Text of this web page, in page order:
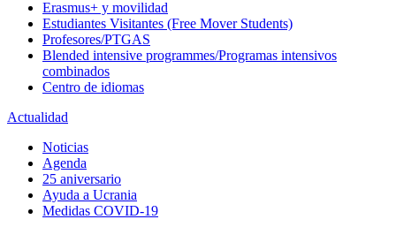
Erasmus+ y movilidad
Estudiantes Visitantes (Free Mover Students)
Profesores/PTGAS
Blended intensive programmes/Programas intensivos
combinados
Centro de idiomas
Actualidad
Noticias
Agenda
25 aniversario
Ayuda a Ucrania
Medidas COVID-19